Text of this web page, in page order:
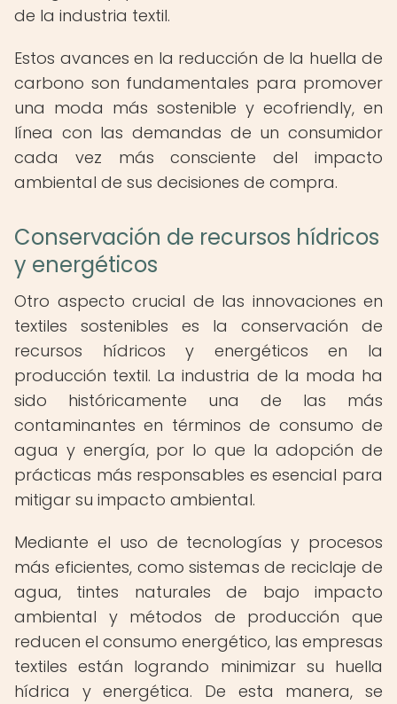
de la industria textil.
Estos avances en la reducción de la huella de
carbono son fundamentales para promover
una moda más sostenible y ecofriendly, en
línea con las demandas de un consumidor
cada vez más consciente del impacto
ambiental de sus decisiones de compra.
Conservación de recursos hídricos
y energéticos
Otro aspecto crucial de las innovaciones en
textiles sostenibles es la conservación de
recursos hídricos y energéticos en la
producción textil. La industria de la moda ha
sido históricamente una de las más
contaminantes en términos de consumo de
agua y energía, por lo que la adopción de
prácticas más responsables es esencial para
mitigar su impacto ambiental.
Mediante el uso de tecnologías y procesos
más eficientes, como sistemas de reciclaje de
agua, tintes naturales de bajo impacto
ambiental y métodos de producción que
reducen el consumo energético, las empresas
textiles están logrando minimizar su huella
hídrica y energética. De esta manera, se